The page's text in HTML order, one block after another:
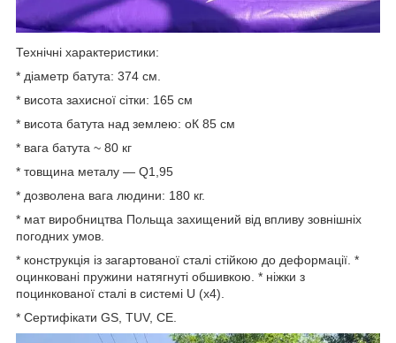
Технічні характеристики:
* діаметр батута: 374 cм.
* висота захисної сітки: 165 cм
* висота батута над землею: оК 85 см
* вага батута ~ 80 кг
* товщина металу — Q1,95
* дозволена вага людини: 180 кг.
* мат виробництва Польща захищений від впливу зовнішніх
погодних умов.
* конструкція із загартованої сталі стійкою до деформації. *
оцинковані пружини натягнуті обшивкою. * ніжки з
поцинкованої сталі в системі U (x4).
* Сертифікати GS, TUV, CE.